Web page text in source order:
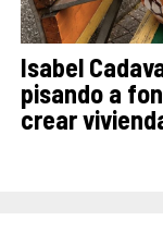
Isabel
pisando a
crear